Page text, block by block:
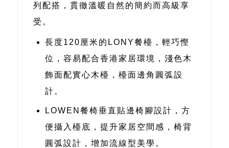
列配搭，貫徹溫暖自然的簡約而高級享
受。
長度120厘米的LONY餐檯，輕巧慳
位，容易配合香港家居環境，淺色木
飾面配實心木檯，檯面邊角圓弧設
計。
LOWEN餐椅垂直貼邊椅腳設計，方
便攝入檯底，提升家居空間感，椅背
圓弧設計，增加流線型美學。